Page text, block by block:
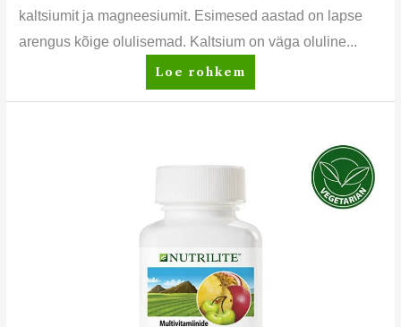
kaltsiumit ja magneesiumit. Esimesed aastad on lapse
arengus kõige olulisemad. Kaltsium on väga oluline...
Loe rohkem
Multivitamiin